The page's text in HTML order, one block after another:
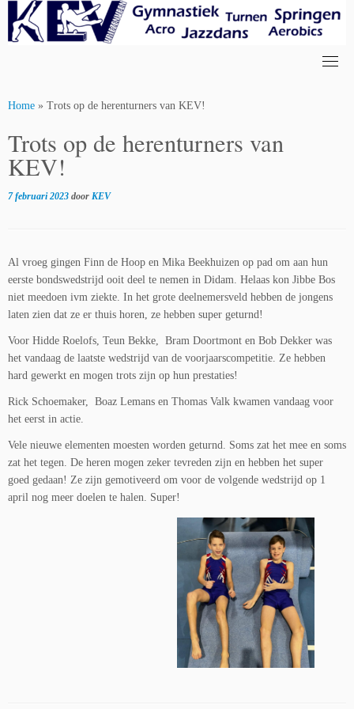
content
Home » Trots op de herenturners van KEV!
Trots op de herenturners van
KEV!
7 februari 2023 door KEV
Al vroeg gingen Finn de Hoop en Mika Beekhuizen op pad om aan hun
eerste bondswedstrijd ooit deel te nemen in Didam. Helaas kon Jibbe Bos
niet meedoen ivm ziekte. In het grote deelnemersveld hebben de jongens
laten zien dat ze er thuis horen, ze hebben super geturnd!
Voor Hidde Roelofs, Teun Bekke, Bram Doortmont en Bob Dekker was
het vandaag de laatste wedstrijd van de voorjaarscompetitie. Ze hebben
hard gewerkt en mogen trots zijn op hun prestaties!
Rick Schoemaker, Boaz Lemans en Thomas Valk kwamen vandaag voor
het eerst in actie.
Vele nieuwe elementen moesten worden geturnd. Soms zat het mee en soms
zat het tegen. De heren mogen zeker tevreden zijn en hebben het super
goed gedaan! Ze zijn gemotiveerd om voor de volgende wedstrijd op 1
april nog meer doelen te halen. Super!